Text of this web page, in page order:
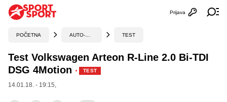
Otvori
Prijava
POČETNA TEST
Test Volkswagen Arteon R-Line 2.0 Bi-TDI
DSG 4Motion · TEST
14.01.18. - 19:15,